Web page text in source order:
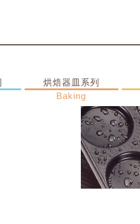
烘焙器皿系列
Baking